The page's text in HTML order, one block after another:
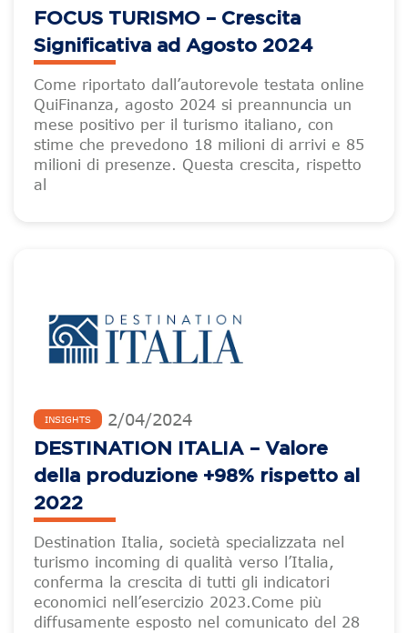
FOCUS TURISMO – Crescita
Significativa ad Agosto 2024
Come riportato dall’autorevole testata online
QuiFinanza, agosto 2024 si preannuncia un
mese positivo per il turismo italiano, con
stime che prevedono 18 milioni di arrivi e 85
milioni di presenze. Questa crescita, rispetto
al
INSIGHTS 2/04/2024
DESTINATION ITALIA – Valore
della produzione +98% rispetto al
2022
Destination Italia, società specializzata nel
turismo incoming di qualità verso l’Italia,
conferma la crescita di tutti gli indicatori
economici nell’esercizio 2023.Come più
diffusamente esposto nel comunicato del 28